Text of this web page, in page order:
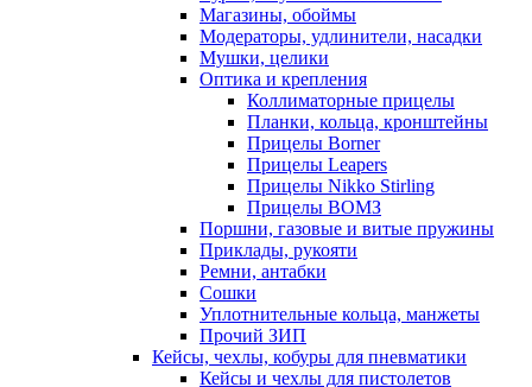
Магазины, обоймы
Модераторы, удлинители, насадки
Мушки, целики
Оптика и крепления
Коллиматорные прицелы
Планки, кольца, кронштейны
Прицелы Borner
Прицелы Leapers
Прицелы Nikko Stirling
Прицелы ВОМЗ
Поршни, газовые и витые пружины
Приклады, рукояти
Ремни, антабки
Сошки
Уплотнительные кольца, манжеты
Прочий ЗИП
Кейсы, чехлы, кобуры для пневматики
Кейсы и чехлы для пистолетов